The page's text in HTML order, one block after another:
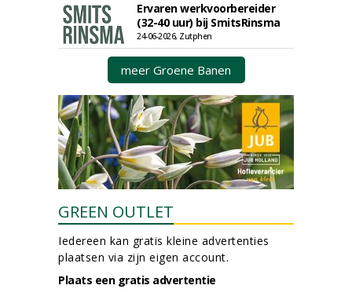
Ervaren werkvoorbereider
(32-40 uur) bij SmitsRinsma
24-06-2026, Zutphen
meer Groene Banen
GREEN OUTLET
Iedereen kan gratis kleine advertenties
plaatsen via zijn eigen account.
Plaats een gratis advertentie